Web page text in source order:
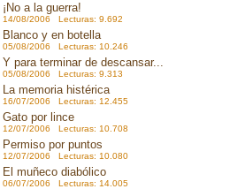
¡No a la guerra!
14/08/2006 Lecturas: 9.692
Blanco y en botella
05/08/2006 Lecturas: 10.246
Y para terminar de descansar...
05/08/2006 Lecturas: 9.313
La memoria histérica
16/07/2006 Lecturas: 12.455
Gato por lince
12/07/2006 Lecturas: 10.708
Permiso por puntos
12/07/2006 Lecturas: 10.080
El muñeco diabólico
06/07/2006 Lecturas: 14.005